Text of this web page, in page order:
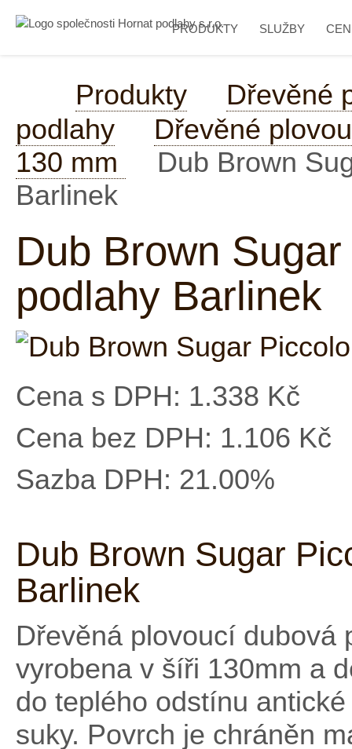
PRODUKTY SLUŽBY
Produkty
Dřevěné
podlahy
Dřevěné
130 mm
Dub Brown
Barlinek
Dub Brown
podlahy Barlinek
Cena s DPH: 1.338 Kč
Cena bez DPH: 1.106 Kč
Sazba DPH: 21.00%
Dub Brown Sugar
Barlinek
Dřevěná plovoucí dubová
vyrobena v šíři 130mm a
do teplého odstínu
suky. Povrch je chráněn